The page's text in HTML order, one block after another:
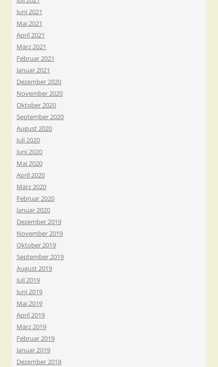
Juni 2021
Mai 2021
April 2021
März 2021
Februar 2021
Januar 2021
Dezember 2020
November 2020
Oktober 2020
September 2020
August 2020
Juli 2020
Juni 2020
Mai 2020
April 2020
März 2020
Februar 2020
Januar 2020
Dezember 2019
November 2019
Oktober 2019
September 2019
August 2019
Juli 2019
Juni 2019
Mai 2019
April 2019
März 2019
Februar 2019
Januar 2019
Dezember 2018